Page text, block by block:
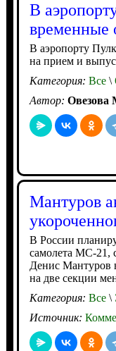
В
временные
В аэропорту
на прием и
Категория: Все\
Автор: Овезова
Мантуров
В России
самолета МС-21,
Денис Мантуров
на две секции
Категория: Все\
Источник: